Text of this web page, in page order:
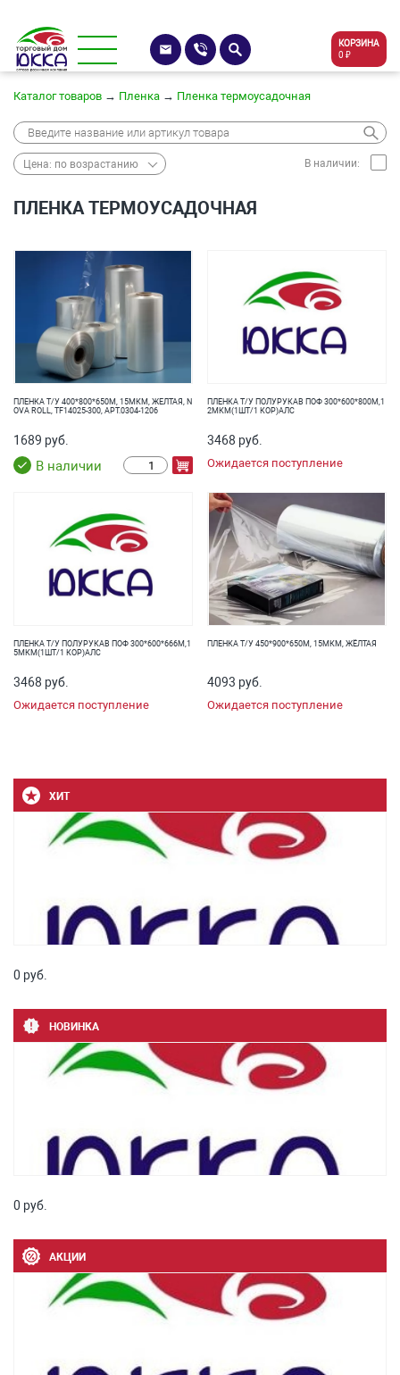
КОРЗИНА
0 ₽
Каталог товаров → Пленка → Пленка термоусадочная
Цена: по возрастанию В наличии:
ПЛЕНКА ТЕРМОУСАДОЧНАЯ
ПЛЕНКА Т/У 400*800*650М, 15МКМ, ЖЕЛТАЯ, N
OVА ROLL, TF14025-300, АРТ.0304-1206
1689 руб.
В наличии
ПЛЕНКА Т/У ПОЛУРУКАВ ПОФ 300*600*800М,1
2МКМ(1ШТ/1 КОР)АЛС
3468 руб.
Ожидается поступление
ПЛЕНКА Т/У ПОЛУРУКАВ ПОФ 300*600*666М,1
5МКМ(1ШТ/1 КОР)АЛС
3468 руб.
Ожидается поступление
ПЛЕНКА Т/У 450*900*650М, 15МКМ, ЖЁЛТАЯ
4093 руб.
Ожидается поступление
ХИТ
0 руб.
НОВИНКА
0 руб.
АКЦИИ